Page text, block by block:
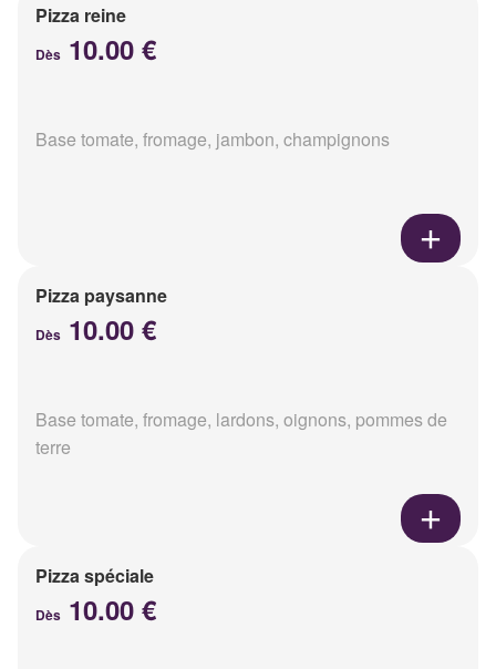
Pizza reine
Dès 10.00 €
Base tomate, fromage, jambon, champignons
Pizza paysanne
Dès 10.00 €
Base tomate, fromage, lardons, oignons, pommes de
terre
Pizza spéciale
Dès 10.00 €